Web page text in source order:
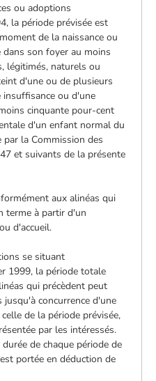
ou adoptions
la période prévisée est
de la naissance ou
son foyer au moins
légitimés, naturels ou
d'une ou de plusieurs
ou d'une
cinquante pour-cent
d'un enfant normal du
par la Commission des
et suivants de la présente
aux alinéas qui
terme à partir d'un
d'accueil.
se situant
1999, la période totale
qui précèdent peut
concurrence d'une
de la période prévisée,
par les intéressés.
de chaque période de
portée en déduction de